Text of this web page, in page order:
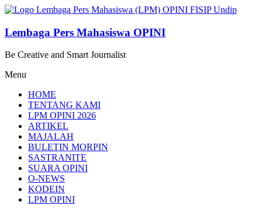
Lompat
konten
Lembaga Pers Mahasiswa OPINI
Be Creative and Smart Journalist
Menu
HOME
TENTANG KAMI
LPM OPINI 2026
ARTIKEL
MAJALAH
BULETIN MORPIN
SASTRANITE
SUARA OPINI
O-NEWS
KODEIN
LPM OPINI